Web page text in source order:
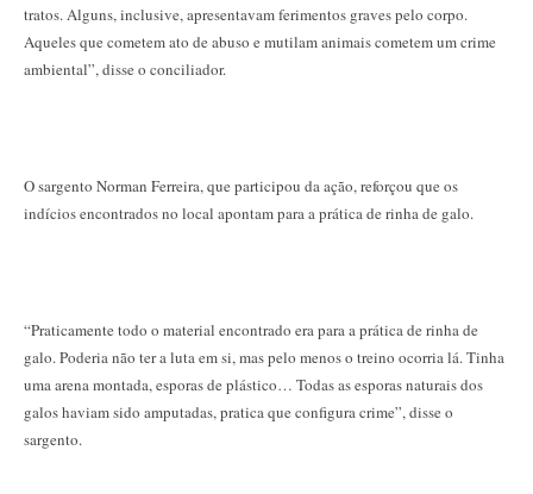
tratos. Alguns, inclusive, apresentavam ferimentos graves pelo corpo.
Aqueles que cometem ato de abuso e mutilam animais cometem um crime
ambiental”, disse o conciliador.
O sargento Norman Ferreira, que participou da ação, reforçou que os
indícios encontrados no local apontam para a prática de rinha de galo.
“Praticamente todo o material encontrado era para a prática de rinha de
galo. Poderia não ter a luta em si, mas pelo menos o treino ocorria lá. Tinha
uma arena montada, esporas de plástico… Todas as esporas naturais dos
galos haviam sido amputadas, pratica que configura crime”, disse o
sargento.